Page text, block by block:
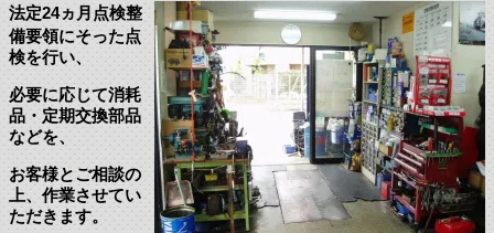
法定24ヵ月点検整
備要領にそった点
検を行い、
必要に応じて消耗
品・定期交換部品
などを、
お客様とご相談の
上、作業させてい
ただきます。